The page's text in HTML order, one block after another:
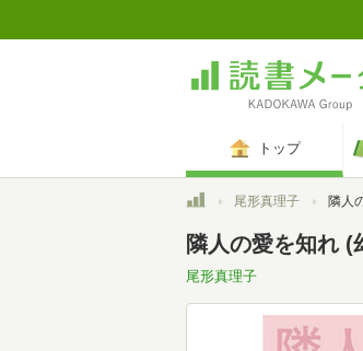
トップ
トップ尾形真理子 隣人
隣人の愛を知れ (
尾形真理子